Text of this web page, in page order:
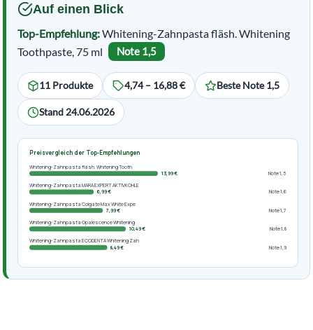
Auf einen Blick
Top-Empfehlung:Whitening-Zahnpasta fläsh. Whitening
Toothpaste, 75 ml
Note 1,5
11 Produkte 4,74 – 16,88 € Beste Note 1,5
Stand 24.06.2026
Preisvergleich der Top-Empfehlungen
Whitening-Zahnpasta fläsh. Whitening Tooth
13,99 €
Note 1,5
Whitening-Zahnpasta MARA EXPERT AKTIVKOHLE
6,99 €
Note 1,6
Whitening-Zahnpasta Colgate Max White Expe
7,99 €
Note 1,7
Whitening-Zahnpasta Opalescence Whitening
10,49 €
Note 1,8
Whitening-Zahnpasta ECODENTA Whitening Zah
8,49 €
Note 1,9